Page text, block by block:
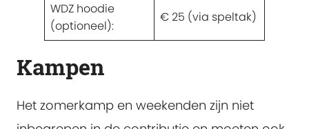
WDZ hoodie
(optioneel):
€ 25 (via speltak)
Kampen
Het zomerkamp en weekenden zijn niet